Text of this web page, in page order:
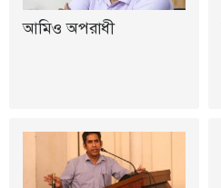
আমিও অপরাধী